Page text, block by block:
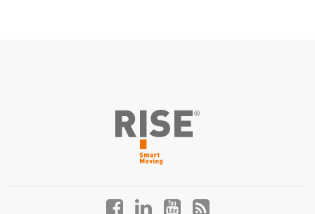
FacebookLinkedIn YouTube